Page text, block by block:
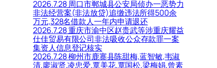
2026.7.28 周口市郸城县公安局侦办一恶势力
非法经营案(非法放贷)追缴违法所得500余
万元,328名借款人一年内申请退还
2026.7.28 重庆市渝中区赵贵武等涉重庆耀益
仕佳贸易有限公司非法吸收公众存款罪一案
集资人信息登记核实
2026.7.28 柳州市鹿寨县陈甜梅,蓝智敏,韦淑
清,廖淑贤,凌忠爱,覃美花,覃国松,梁梅娟,曾素